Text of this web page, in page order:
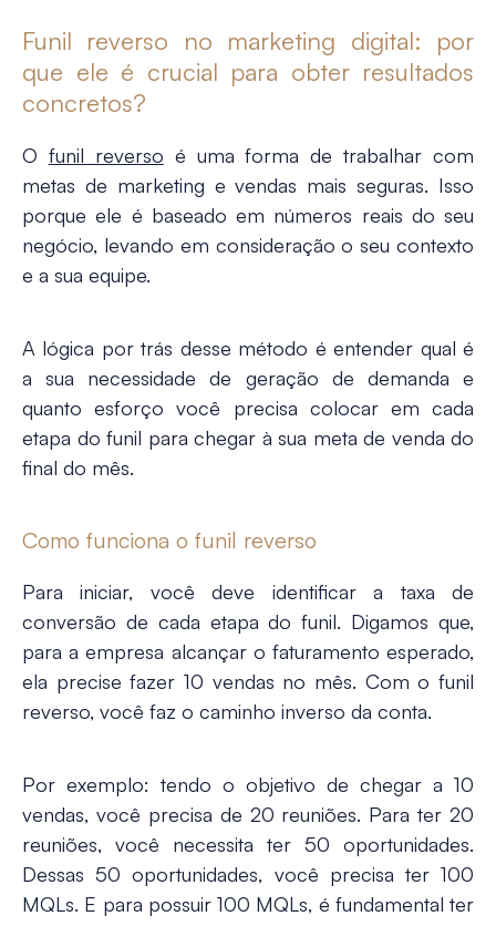
Funil reverso no marketing digital: por
que ele é crucial para obter resultados
concretos?
O funil reverso é uma forma de trabalhar com
metas de marketing e vendas mais seguras. Isso
porque ele é baseado em números reais do seu
negócio, levando em consideração o seu contexto
e a sua equipe.
A lógica por trás desse método é entender qual é
a sua necessidade de geração de demanda e
quanto esforço você precisa colocar em cada
etapa do funil para chegar à sua meta de venda do
final do mês.
Como funciona o funil reverso
Para iniciar, você deve identificar a taxa de
conversão de cada etapa do funil. Digamos que,
para a empresa alcançar o faturamento esperado,
ela precise fazer 10 vendas no mês. Com o funil
reverso, você faz o caminho inverso da conta.
Por exemplo: tendo o objetivo de chegar a 10
vendas, você precisa de 20 reuniões. Para ter 20
reuniões, você necessita ter 50 oportunidades.
Dessas 50 oportunidades, você precisa ter 100
MQLs. E para possuir 100 MQLs, é fundamental ter